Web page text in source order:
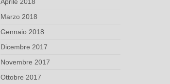
Marzo 2018
Gennaio 2018
Dicembre 2017
Novembre 2017
Ottobre 2017